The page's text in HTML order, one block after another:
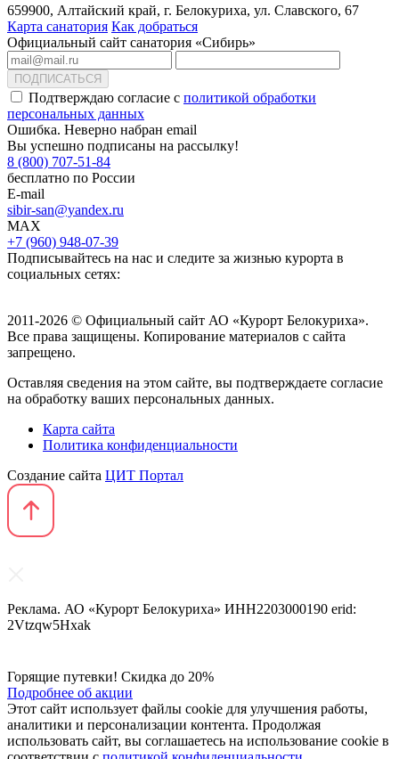
659900, Алтайский край, г. Белокуриха, ул. Славского, 67
Карта санатория Как добраться
Официальный сайт санатория «Сибирь»
ПОДПИСАТЬСЯ
Подтверждаю согласие с политикой обработки
персональных данных
Ошибка. Неверно набран email
Вы успешно подписаны на рассылку!
8 (800) 707-51-84
бесплатно по России
E-mail
sibir-san@yandex.ru
MAX
+7 (960) 948-07-39
Подписывайтесь на нас и следите за жизнью курорта в
социальных сетях:
2011-2026 © Официальный сайт АО «Курорт Белокуриха».
Все права защищены. Копирование материалов с сайта
запрещено.
Оставляя сведения на этом сайте, вы подтверждаете согласие
на обработку ваших персональных данных.
Карта сайта
Политика конфиденциальности
Создание сайта ЦИТ Портал
Реклама. АО «Курорт Белокуриха» ИНН2203000190 erid:
2Vtzqw5Hxak
Горящие путевки! Скидка до 20%
Подробнее об акции
Этот сайт использует файлы cookie для улучшения работы,
аналитики и персонализации контента. Продолжая
использовать сайт, вы соглашаетесь на использование cookie в